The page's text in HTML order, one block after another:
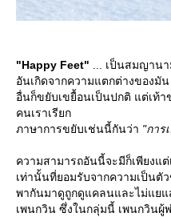
"Happy Feet" ... เป็นสมญาน
อันเกิดจากความแตกต่างของมั
อื่นก็ขยับเขยื้อนเป็นปกติ แต่เท้
คนเราเรียก
ภาษาการขยับเช่นนี้กันว่า "การ
ความสามารถอันนี้จะมีก็เพียงแ
เท่านั้นที่ยอมรับจากความเป็นตั
พากันมาดูถูกดูแคลนและไม่แย
เพนกวิน ซึ่งในกลุ่มนี้ เพนกวินผู้